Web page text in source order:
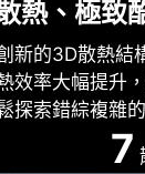
熱、極致
新的3D散熱結
效率大幅提升
探索錯綜複雜
7